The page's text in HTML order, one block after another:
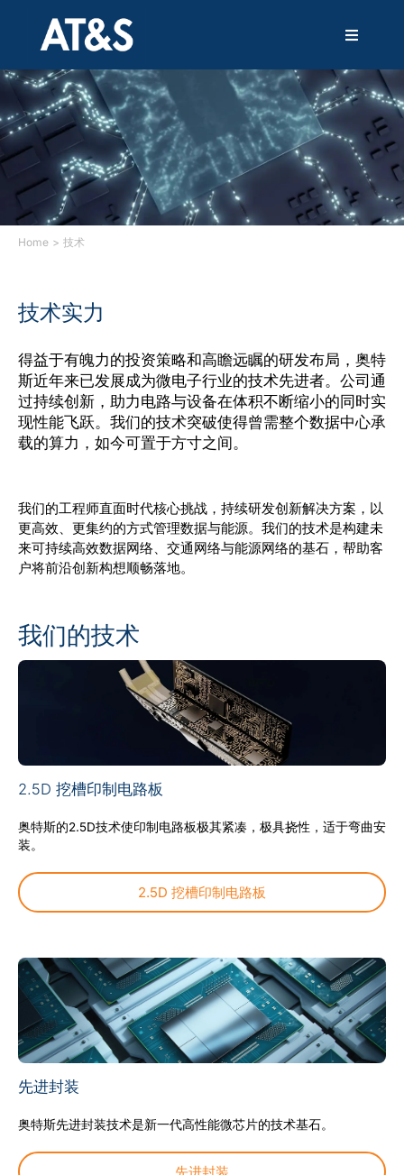
容
T
g
g
e
N
v
g
解决方案
产品
技术
可持续发展
公司
Investors (English)
供应商
招贤纳士
CN
Home 技术
技术实力
得益于有魄力的投资策略和高瞻远瞩的研发布局，奥特
斯近年来已发展成为微电子行业的技术先进者。公司通
过持续创新，助力电路与设备在体积不断缩小的同时实
现性能飞跃。我们的技术突破使得曾需整个数据中心承
载的算力，如今可置于方寸之间。
我们的工程师直面时代核心挑战，持续研发创新解决方案，以
更高效、更集约的方式管理数据与能源。我们的技术是构建未
来可持续高效数据网络、交通网络与能源网络的基石，帮助客
户将前沿创新构想顺畅落地。
我们的技术
2.5D 挖槽印制电路板
奥特斯的2.5D技术使印制电路板极其紧凑，极具挠性，适于弯曲安
装。
2.5D 挖槽印制电路板
先进封装
奥特斯先进封装技术是新一代高性能微芯片的技术基石。